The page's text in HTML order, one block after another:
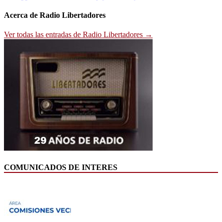
Acerca de Radio Libertadores
Ver todas las entradas de Radio Libertadores →
COMUNICADOS DE INTERES